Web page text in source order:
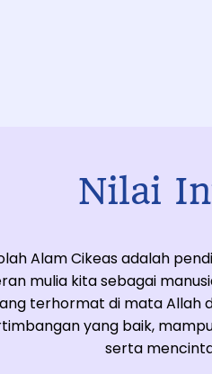
Nilai
Alam Cikeas adalah
mulia kita sebagai
terhormat di mata Allah
yang baik,
serta